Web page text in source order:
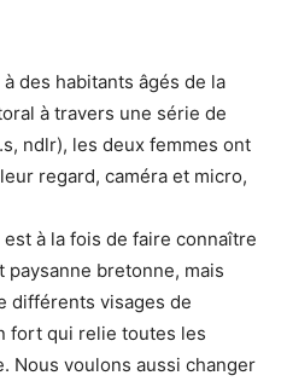
des habitants âgés de la
à travers une série de
ndlr), les deux femmes ont
regard, caméra et micro,
à la fois de faire connaître
paysanne bretonne, mais
différents visages de
fort qui relie toutes les
Nous voulons aussi changer